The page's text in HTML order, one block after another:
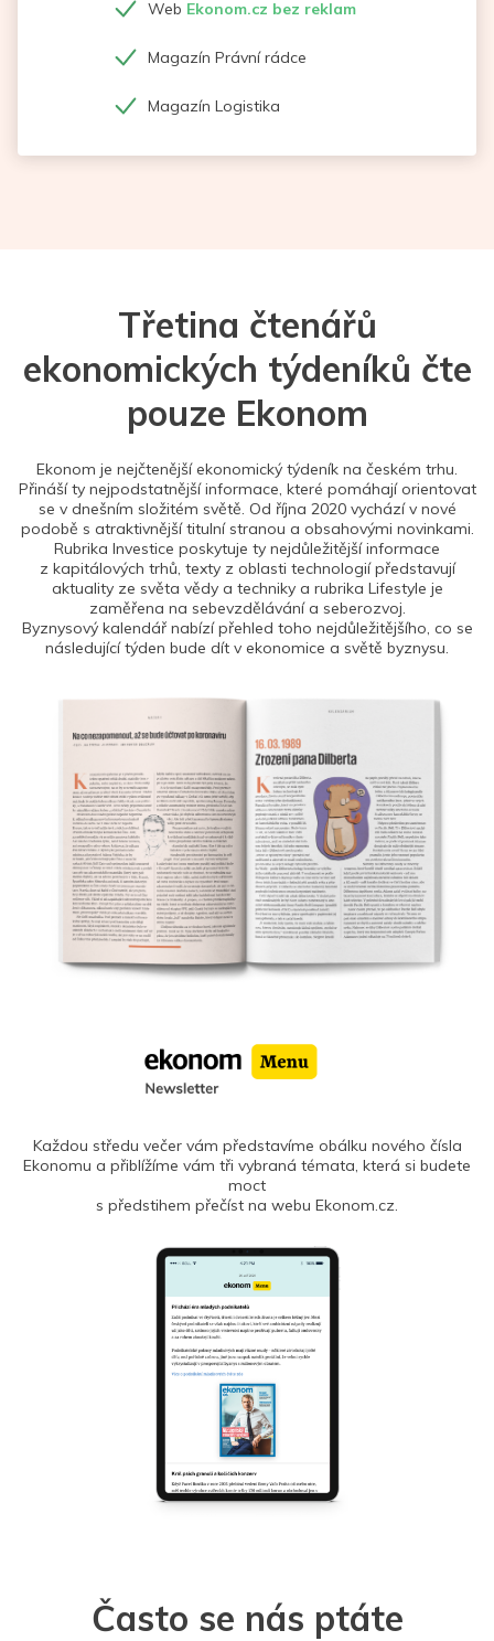
Web Ekonom.cz bez reklam
Magazín Právní rádce
Magazín Logistika
Třetina čtenářů
ekonomických týdeníků čte
pouze Ekonom
Ekonom je nejčtenější ekonomický týdeník na českém trhu.
Přináší ty nejpodstatnější informace, které pomáhají orientovat
se v dnešním složitém světě. Od října 2020 vychází v nové
podobě s atraktivnější titulní stranou a obsahovými novinkami.
Rubrika Investice poskytuje ty nejdůležitější informace
z kapitálových trhů, texty z oblasti technologií představují
aktuality ze světa vědy a techniky a rubrika Lifestyle je
zaměřena na sebevzdělávání a seberozvoj.
Byznysový kalendář nabízí přehled toho nejdůležitějšího, co se
následující týden bude dít v ekonomice a světě byznysu.
Každou středu večer vám představíme obálku nového čísla
Ekonomu a přiblížíme vám tři vybraná témata, která si budete
moct
s předstihem přečíst na webu Ekonom.cz.
Často se nás ptáte